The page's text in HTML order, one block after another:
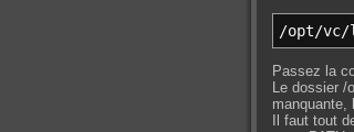
/opt/vc/
Passez la
Le dossier /
manquante,
Il faut tout